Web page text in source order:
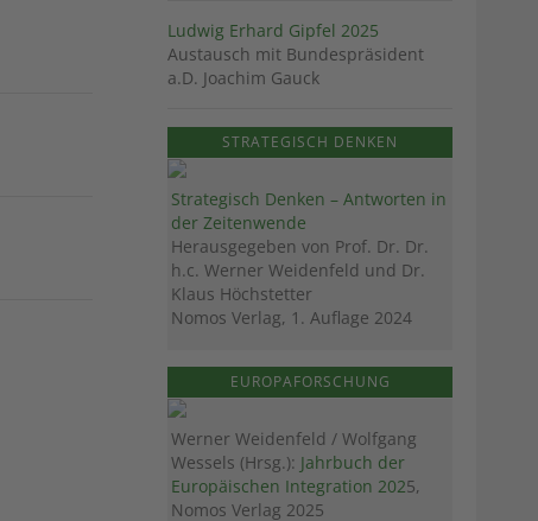
Ludwig Erhard Gipfel 2025
Austausch mit Bundespräsident
a.D. Joachim Gauck
STRATEGISCH DENKEN
Strategisch Denken – Antworten in
der Zeitenwende
Herausgegeben von Prof. Dr. Dr.
h.c. Werner Weidenfeld und Dr.
Klaus Höchstetter
Nomos Verlag, 1. Auflage 2024
EUROPAFORSCHUNG
Werner Weidenfeld / Wolfgang
Wessels (Hrsg.): Jahrbuch der
Europäischen Integration 2025,
Nomos Verlag 2025